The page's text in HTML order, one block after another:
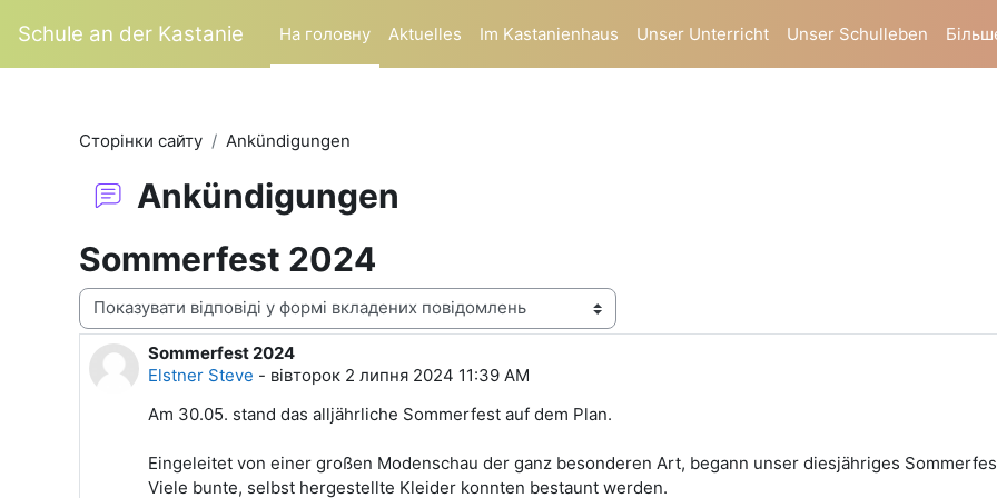
Schule an der Kastanie На головну Aktuelles Im Kastanienhaus Unser Unterricht Unser Schulleben
Сторінки сайту Ankündigungen
Ankündigungen
Sommerfest 2024
Тип показу
Sommerfest 2024
Elstner Steve - вівторок 2 липня 2024 11:39 AM
Кількість відповідей: 0
Am 30.05. stand das alljährliche Sommerfest auf dem Plan.
Eingeleitet von einer großen Modenschau der ganz besonderen Art, begann unser diesjähriges
Viele bunte, selbst hergestellte Kleider konnten bestaunt werden.